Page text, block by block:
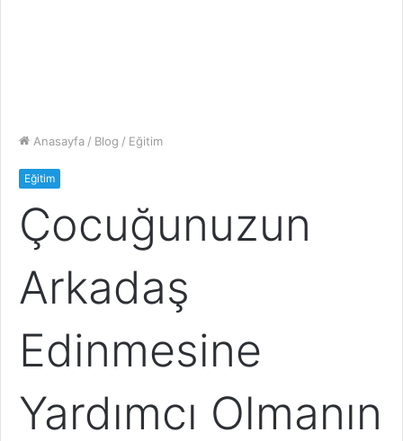
Anasayfa / Blog / Eğitim
Eğitim
Çocuğunuzun
Arkadaş
Edinmesine
Yardımcı Olmanın